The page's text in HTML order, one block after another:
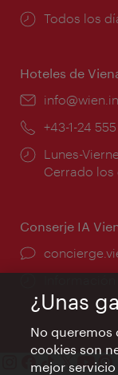
Horarios
Todos los
Hoteles de
e-
Teléfono:
+43-1-24 555
Horarios
de
Lunes-
Cerrado los
Conserje IA
¿Unas
No queremos
cookies son
mejor